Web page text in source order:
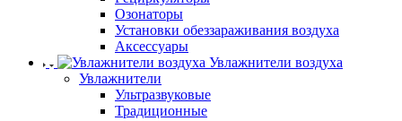
Озонаторы
Установки обеззараживания воздуха
Аксессуары
Увлажнители воздуха
Увлажнители
Ультразвуковые
Традиционные